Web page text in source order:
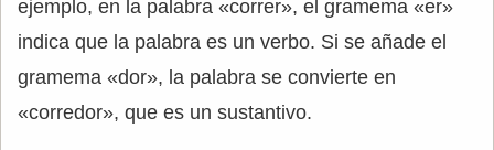
ejemplo, en la palabra «correr», el gramema «er»
indica que la palabra es un verbo. Si se añade el
gramema «dor», la palabra se convierte en
«corredor», que es un sustantivo.